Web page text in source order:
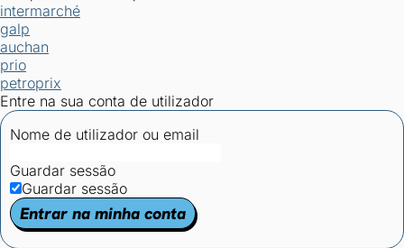
intermarché
galp
auchan
prio
petroprix
Entre na sua conta de utilizador
Nome de utilizador ou email
Guardar sessão
Guardar sessão
Entrar na minha conta